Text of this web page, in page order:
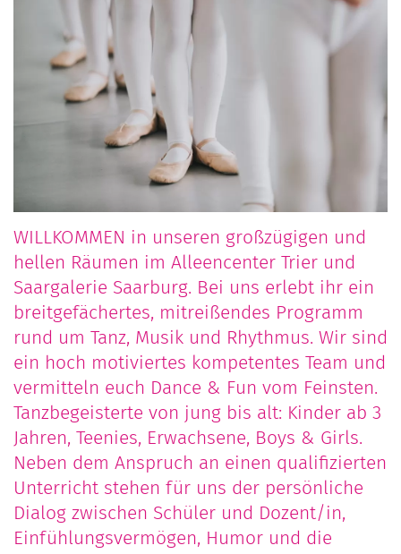
WILLKOMMEN in unseren großzügigen und
hellen Räumen im Alleencenter Trier und
Saargalerie Saarburg. Bei uns erlebt ihr ein
breitgefächertes, mitreißendes Programm
rund um Tanz, Musik und Rhythmus. Wir sind
ein hoch motiviertes kompetentes Team und
vermitteln euch Dance & Fun vom Feinsten.
Tanzbegeisterte von jung bis alt: Kinder ab 3
Jahren, Teenies, Erwachsene, Boys & Girls.
Neben dem Anspruch an einen qualifizierten
Unterricht stehen für uns der persönliche
Dialog zwischen Schüler und Dozent/in,
Einfühlungsvermögen, Humor und die